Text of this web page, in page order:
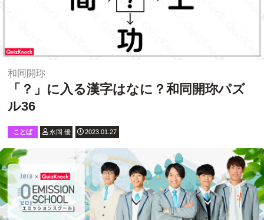
和同開珎
「？」に入る漢字はなに？和同開珎パズ
ル36
ことば 永岡 優 2023.01.27